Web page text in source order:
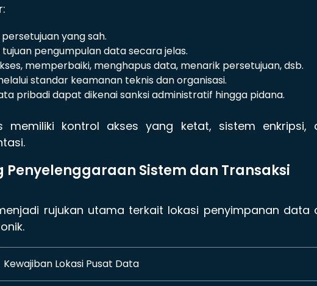
yang sah.
pengumpulan data secara jelas.
memperbaiki, menghapus data, menarik persetujuan, dsb.
standar keamanan teknis dan organisasi.
pribadi dapat dikenai sanksi administratif hingga pidana.
memiliki kontrol akses yang ketat, sistem enkripsi,
Penyelenggaraan Sistem dan Transaksi
rujukan utama terkait lokasi penyimpanan data
Kewajiban Lokasi Pusat Data